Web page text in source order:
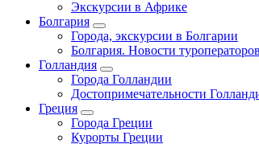
Экскурсии в Африке
Болгария
Города, экскурсии в Болгарии
Болгария. Новости туроператоров
Голландия
Города Голландии
Достопримечательности
Греция
Города Греции
Курорты Греции